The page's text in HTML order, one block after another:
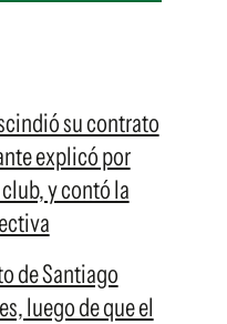
su contrato
explicó por
y contó la
de Santiago
luego de que el